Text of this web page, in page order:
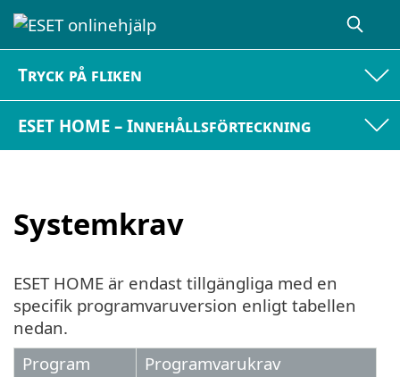
Tryck på fliken
ESET HOME – Innehållsförteckning
Systemkrav
ESET HOME är endast tillgängliga med en
specifik programvaruversion enligt tabellen
nedan.
Program
Programvarukrav